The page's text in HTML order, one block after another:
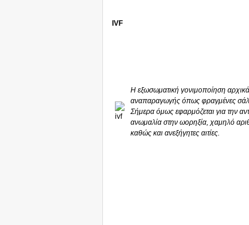
IVF
Η εξωσωματική γονιμοποίηση
αναπαραγωγής όπως φραγμένες
Σήμερα όμως εφαρμόζεται για την
ανωμαλία στην ωορηξία, χαμηλό
καθώς και ανεξήγητες αιτίες.